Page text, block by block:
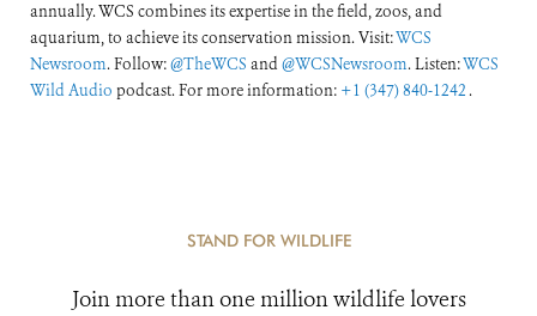
annually. WCS combines its expertise in the field, zoos, and
aquarium, to achieve its conservation mission. Visit:WCS
Newsroom. Follow:@TheWCS and@WCSNewsroom. Listen:WCS
Wild Audio podcast. For more information: +1 (347) 840-1242 .
STAND FOR WILDLIFE
Join more than one million wildlife lovers